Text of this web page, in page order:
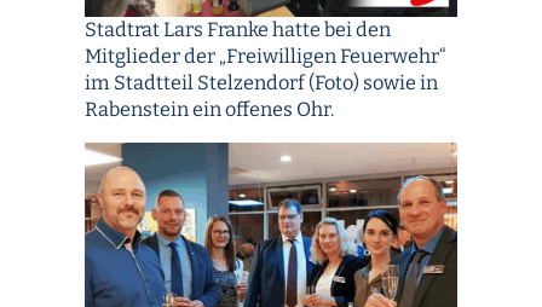
Stadtrat Lars Franke hatte bei den
Mitglieder der „Freiwilligen Feuerwehr“
im Stadtteil Stelzendorf (Foto) sowie in
Rabenstein ein offenes Ohr.